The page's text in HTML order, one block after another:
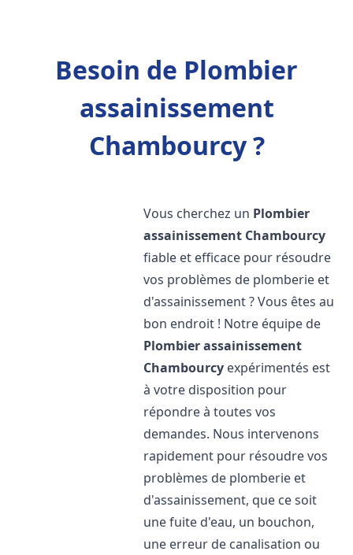
Besoin de Plombier
assainissement
Chambourcy ?
Vous cherchez un Plombier
assainissement Chambourcy
fiable et efficace pour résoudre
vos problèmes de plomberie et
d'assainissement ? Vous êtes au
bon endroit ! Notre équipe de
Plombier assainissement
Chambourcy expérimentés est
à votre disposition pour
répondre à toutes vos
demandes. Nous intervenons
rapidement pour résoudre vos
problèmes de plomberie et
d'assainissement, que ce soit
une fuite d'eau, un bouchon,
une erreur de canalisation ou